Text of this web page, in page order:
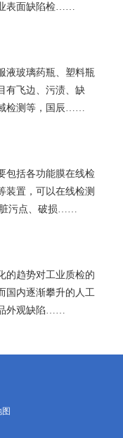
表面缺陷检……
液玻璃药瓶、塑料瓶
有飞边、污渍、缺
检测等，国辰……
包括各功能膜在线检
装置，可以在线检测
污点、破损……
的趋势对工业质检的
国内逐渐攀升的人工
外观缺陷……
图